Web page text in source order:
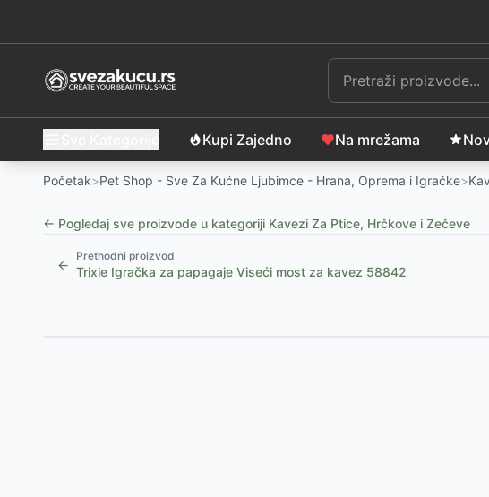
Kupi Zajedno Na mrežama
Početak>Pet Shop - Sve Za Kućne Ljubimce - Hrana, Oprema i Igračke>
← Pogledaj sve proizvode u kategoriji Kavezi Za Ptice, Hrčkove i Zečeve
←
Prethodni proizvod
Trixie Igračka za papagaje Viseći most za kavez 58842